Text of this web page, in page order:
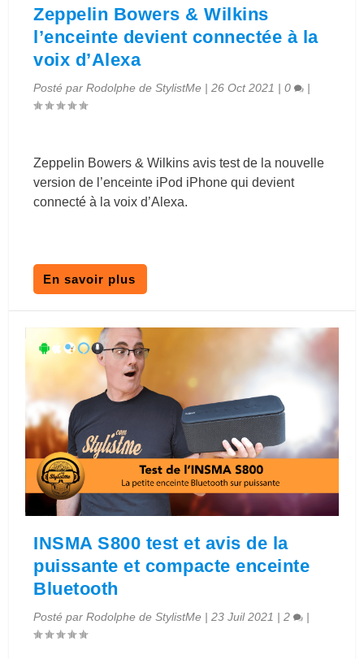
Zeppelin Bowers & Wilkins
l’enceinte devient connectée à la
voix d’Alexa
Posté parRodolphe de StylistMe |26 Oct 2021 |0 |
Zeppelin Bowers & Wilkins avis test de la nouvelle
version de l’enceinte iPod iPhone qui devient
connecté à la voix d’Alexa.
En savoir plus
INSMA S800 test et avis de la
puissante et compacte enceinte
Bluetooth
Posté parRodolphe de StylistMe |23 Juil 2021 |2 |